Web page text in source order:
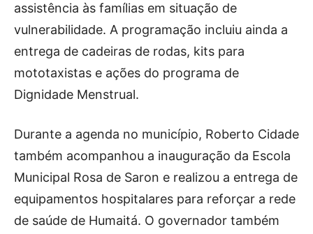
assistência às famílias em situação de
vulnerabilidade. A programação incluiu ainda a
entrega de cadeiras de rodas, kits para
mototaxistas e ações do programa de
Dignidade Menstrual.
Durante a agenda no município, Roberto Cidade
também acompanhou a inauguração da Escola
Municipal Rosa de Saron e realizou a entrega de
equipamentos hospitalares para reforçar a rede
de saúde de Humaitá. O governador também